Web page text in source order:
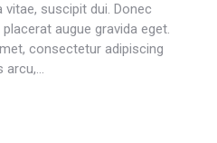
suscipit dui. Donec
augue gravida eget.
consectetur adipiscing
arcu,…